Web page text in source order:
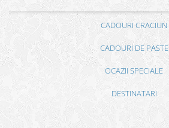
CADOURI CRACIUN
CADOURI DE PASTE
OCAZII SPECIALE
DESTINATARI